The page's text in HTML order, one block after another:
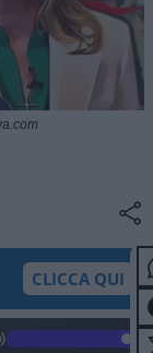
CLICCA QUI